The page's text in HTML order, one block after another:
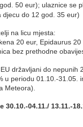
50 eur); ulaznice se
djecu do 12 god. 35 eur)
na licu mjesta:
20 eur, Epidaurus 20
bez prethodne
državljani do
u periodu 01.10.-31.05.
Meteora).
04.11./ 13.11.-